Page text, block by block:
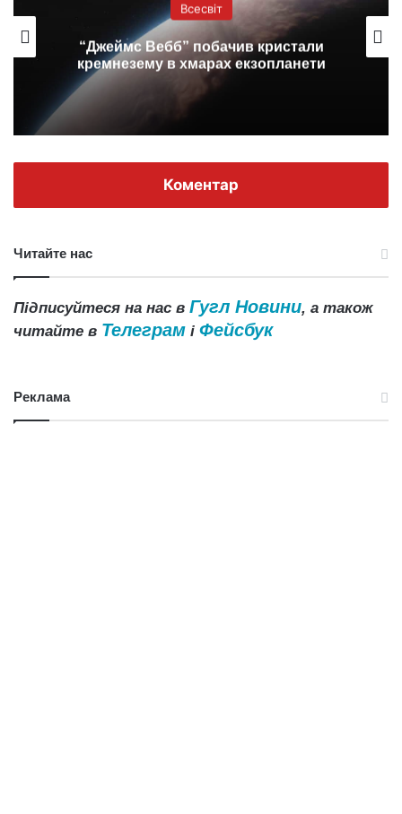
Всесвіт
“Джеймс Вебб” побачив кристали
кремнезему в хмарах екзопланети
Коментар
Читайте нас
Підписуйтеся на нас в Гугл Новини, а також
читайте в Телеграм і Фейсбук
Реклама